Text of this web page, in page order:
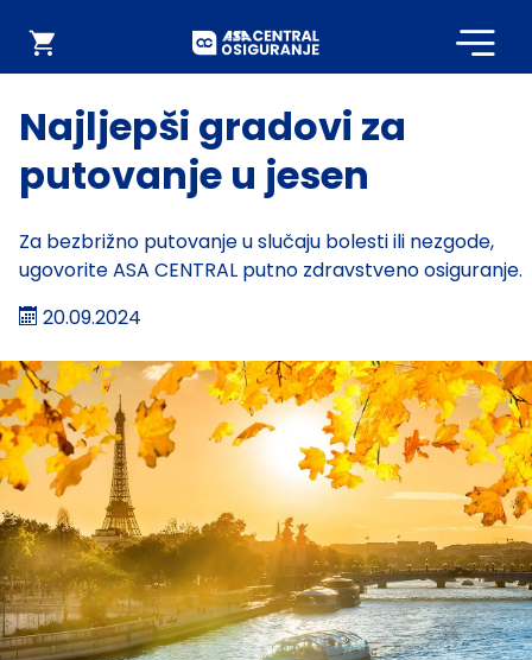
Webshop
Najljepši gradovi za
putovanje u jesen
Za bezbrižno putovanje u slučaju bolesti ili nezgode,
ugovorite ASA CENTRAL putno zdravstveno osiguranje.
20.09.2024